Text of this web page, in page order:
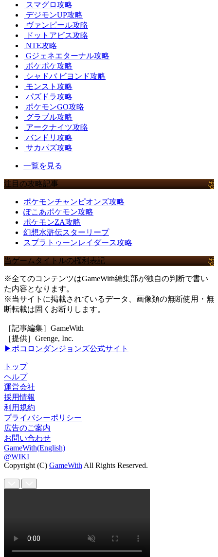
スマグロ攻略
デジモンUP攻略
ヴァンピール攻略
ドットアビス攻略
NTE攻略
Gジェネエターナル攻略
ポケポケ攻略
シャドバ ビヨンド攻略
モンスト攻略
パズドラ攻略
ポケモンGO攻略
グラブル攻略
アークナイツ攻略
バンドリ攻略
サカパズ攻略
一覧を見る
注目の攻略記事
ポケモンチャンピオンズ攻略
ぽこあポケモン攻略
ポケモンZA攻略
幻想水滸伝スターリープ
スプラトゥーンレイダース攻略
当ゲームタイトルの権利表記
※全てのコンテンツはGameWith編集部が独自の判断で書い
た内容となります。
※当サイトに掲載されているデータ、画像類の無断使用・無
断転載は固くお断りします。
［記事編集］GameWith
［提供］Grenge, Inc.
▶ポコロンダンジョンズ公式サイト
トップ
ヘルプ
運営会社
採用情報
利用規約
プライバシーポリシー
広告のご案内
お問い合わせ
GameWith(English)
@WIKI
Copyright (C) GameWithAll Rights Reserved.